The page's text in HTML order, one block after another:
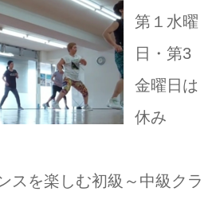
第１水曜
日・第3
金曜日は
休み
スを楽しむ初級～中級クラ